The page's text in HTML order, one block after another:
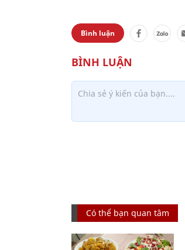
Bình luận
Có thể bạn quan tâm